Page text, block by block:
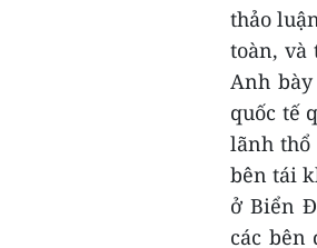
thảo
toàn, và
Anh
quốc tế
lãnh thổ
bên tái
ở Biển
các bên